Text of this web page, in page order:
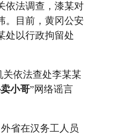
法调查，漆某对
。目前，黄冈公安
处以行政拘留处
依法查处李某某
小哥”网络谣言
省在汉务工人员